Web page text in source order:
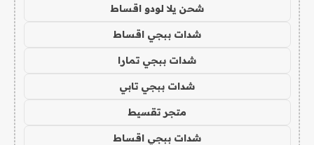
شحن يلا لودو اقساط
شدات ببجي اقساط
شدات ببجي تمارا
شدات ببجي تابي
متجر تقسيط
شدات ببجي اقساط